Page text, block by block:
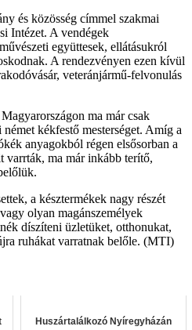
és közösség címmel szakmai
Intézet. A vendégek
együttesek, ellátásukról
A rendezvényen ezen kívül
veteránjármű-felvonulás
ma már csak
kékfestő mesterséget. Amíg a
anyagokból régen elsősorban a
varrták, ma már inkább terítő,
a késztermékek nagy részét
olyan magánszemélyek
díszíteni üzletüket, otthonukat,
ruhákat varratnak belőle. (MTI)
Huszártalálkozó Nyíregyházán